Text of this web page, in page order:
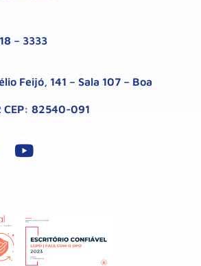
– 3333
Feijó, 141 – Sala 107 – Boa
CEP: 82540-091